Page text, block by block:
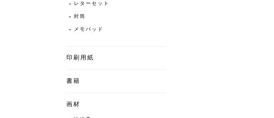
レターセット
封筒
メモパッド
印刷用紙
書籍
画材